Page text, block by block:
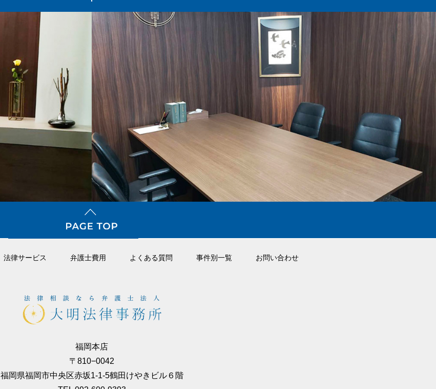
法律サービス 弁護⼠費⽤ よくある質問 事件別一覧 お問い合わせ
福岡本店
〒810−0042
福岡県福岡市中央区赤坂1-1-5鶴田けやきビル６階